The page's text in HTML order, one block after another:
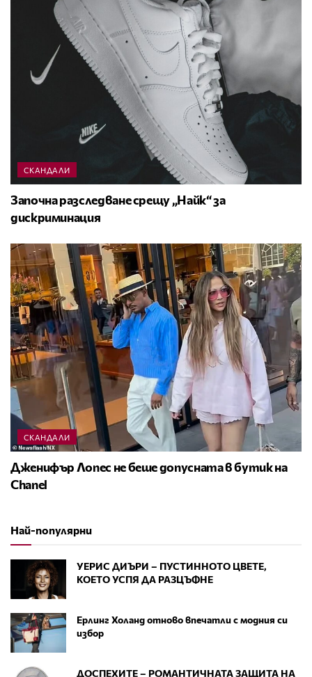
СКАНДАЛИ
Започна разследване срещу „Найк“ за
дискриминация
СКАНДАЛИ
Дженифър Лопес не беше допусната в бутик на
Chanel
Най-популярни
УЕРИС ДИЪРИ – ПУСТИННОТО ЦВЕТЕ,
КОЕТО УСПЯ ДА РАЗЦЪФНЕ
Ерлинг Холанд отново впечатли с модния си
избор
ДОСПЕХИТЕ – РОМАНТИЧНАТА ЗАЩИТА НА